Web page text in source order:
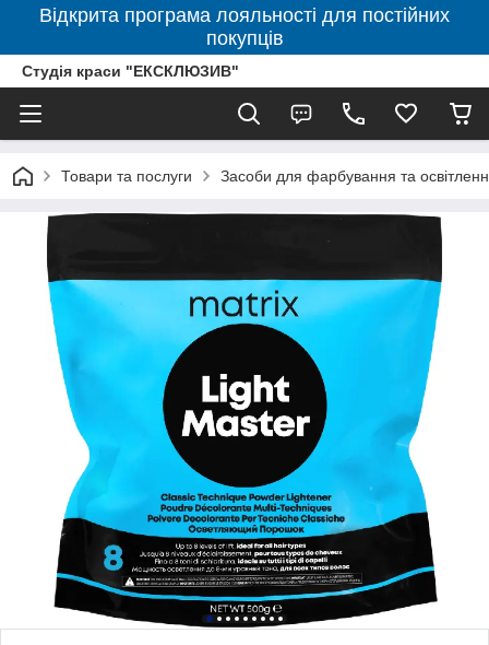
Відкрита програма лояльності для постійних
покупців
Студія краси "ЕКСКЛЮЗИВ"
Товари та послуги Засоби для фарбування та